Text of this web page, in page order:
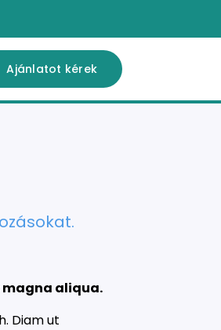
Ajánlatot kérek
magna aliqua.
Diam ut